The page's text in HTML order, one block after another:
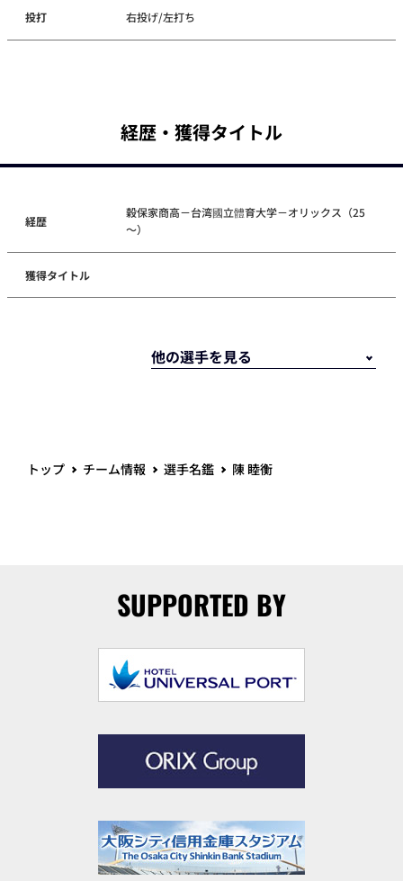
投打 右投げ/左打ち
経歴・獲得タイトル
経歴
穀保家商高－台湾國立體育大学－オリックス（25
～）
獲得タイトル
トップ チーム情報 選手名鑑 陳 睦衡
SUPPORTED BY